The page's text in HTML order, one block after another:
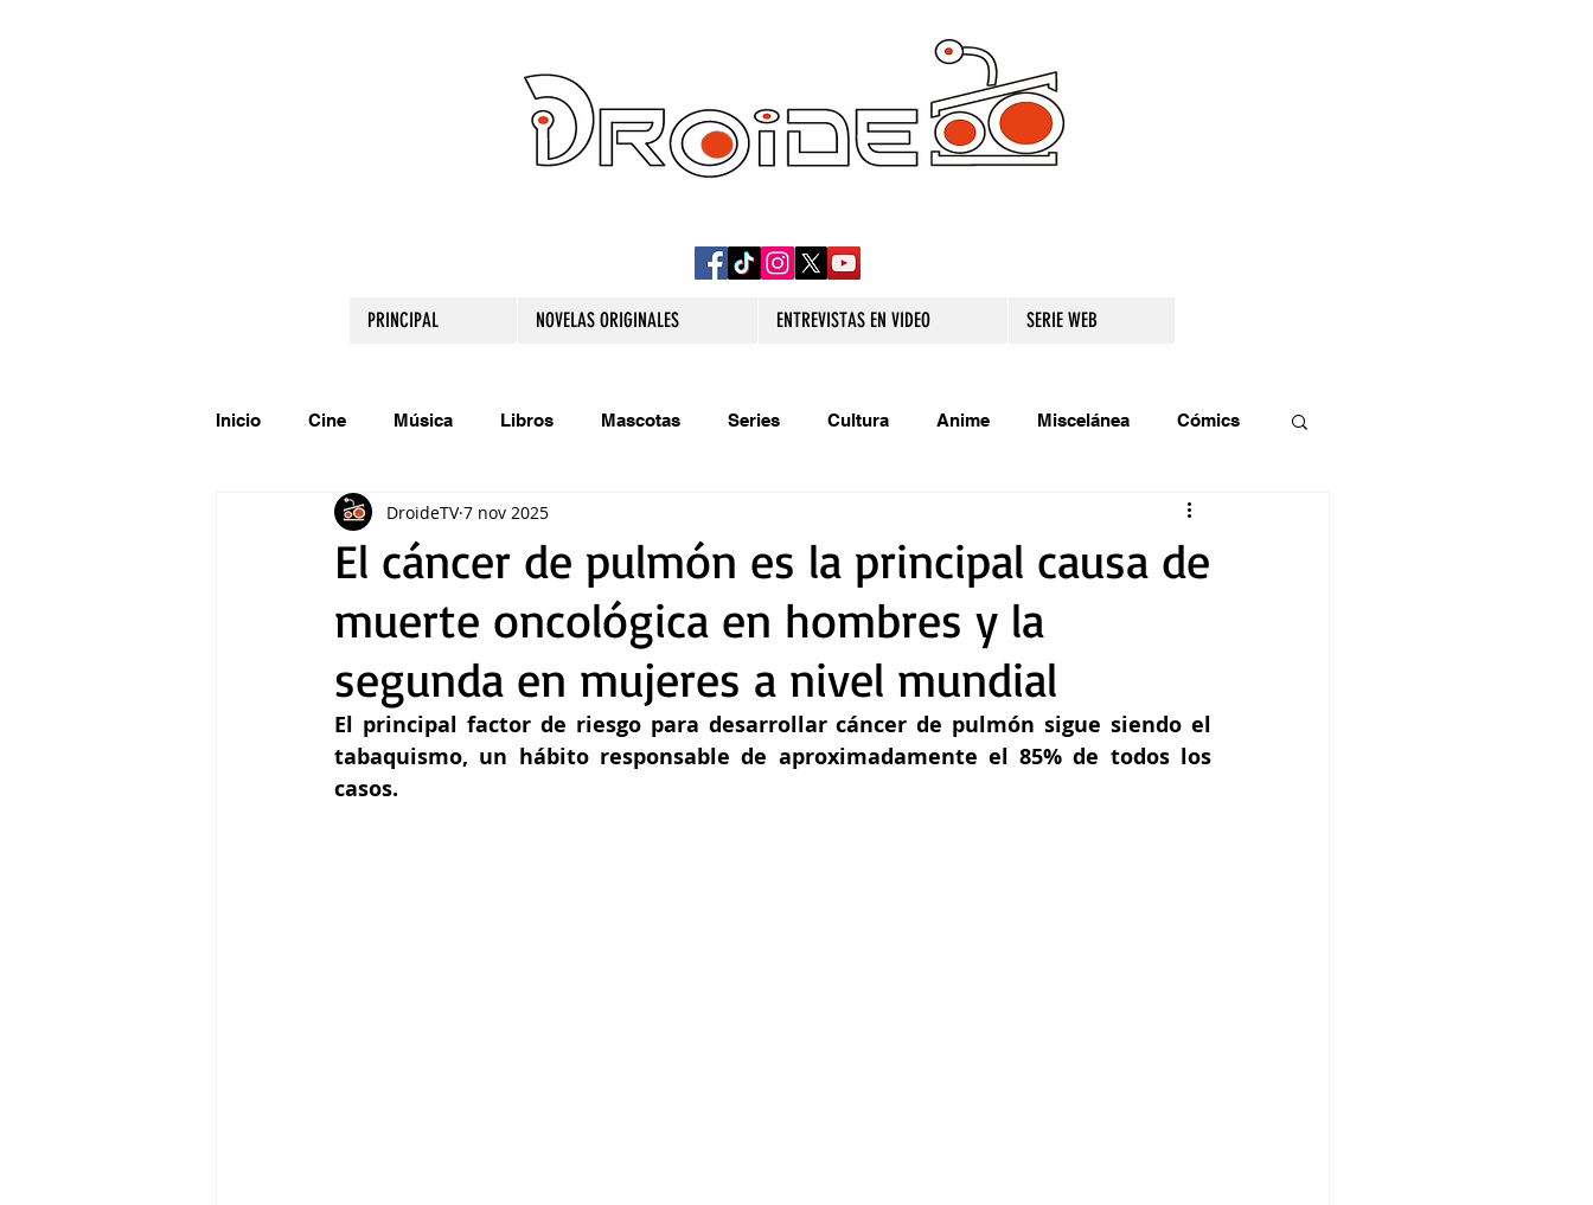
PRINCIPAL NOVELAS ORIGINALES ENTREVISTAS EN VIDEO SERIE WEB
Inicio Cine Música Libros Mascotas Series Cultura Anime Miscelánea Cómics
Comparte tu talento Relatos originales
Gastronomía Tecnología
El cáncer de pulmón es la principal causa de
muerte oncológica en hombres y la
segunda en mujeres a nivel mundial
DroideTV 7 nov 2025
El principal factor de riesgo para desarrollar cáncer de pulmón sigue siendo el
tabaquismo, un hábito responsable de aproximadamente el 85% de todos los
casos.